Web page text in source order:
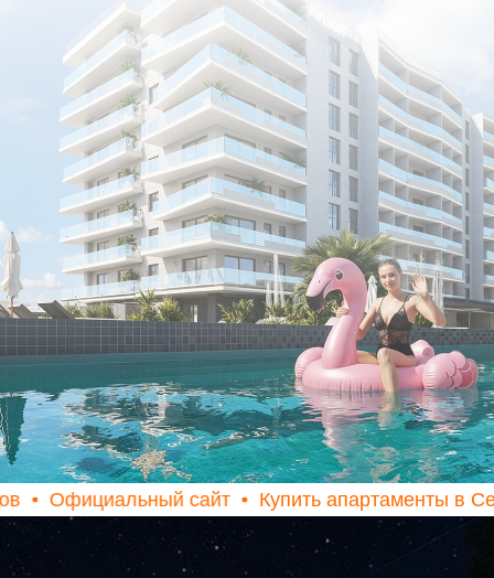
сайт Купить апартаменты в Севастополе